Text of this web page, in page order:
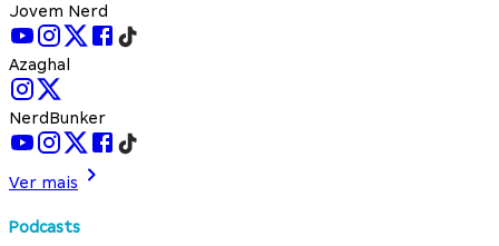
Jovem Nerd
Azaghal
NerdBunker
Ver mais
Podcasts